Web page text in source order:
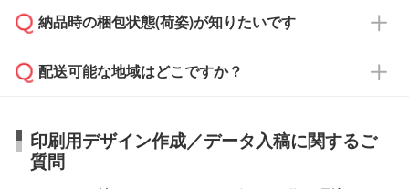
ご希望の際は担当スタッフまでお気軽にご相談
ください。
ご入金確認後、1～2営業日で出荷いたしま
タッフまでお問い合わせください。
い。
応が可能かご案内いたします。
す。>>対象商品はこちら
※最短出荷日は商品によって異なります。各商
品ページにてご確認ください
ご入金確認後に在庫を確保し、注文確定のご連
はできかねますので予めご了承ください。
納品時の梱包状態(荷姿)が知りたいです
商品によって異なります。各ページにある商品
す。(白箱、化粧箱、ブリスターパックなど)
【袋入り】 商品がひとつずつ袋に入っていま
配送可能な地域はどこですか？
日本全国へお届けが可能です。なお、海外への
直接納品は行っておりませんので予めご了承く
ださい。
印刷用デザイン作成／データ入稿に関するご
質問